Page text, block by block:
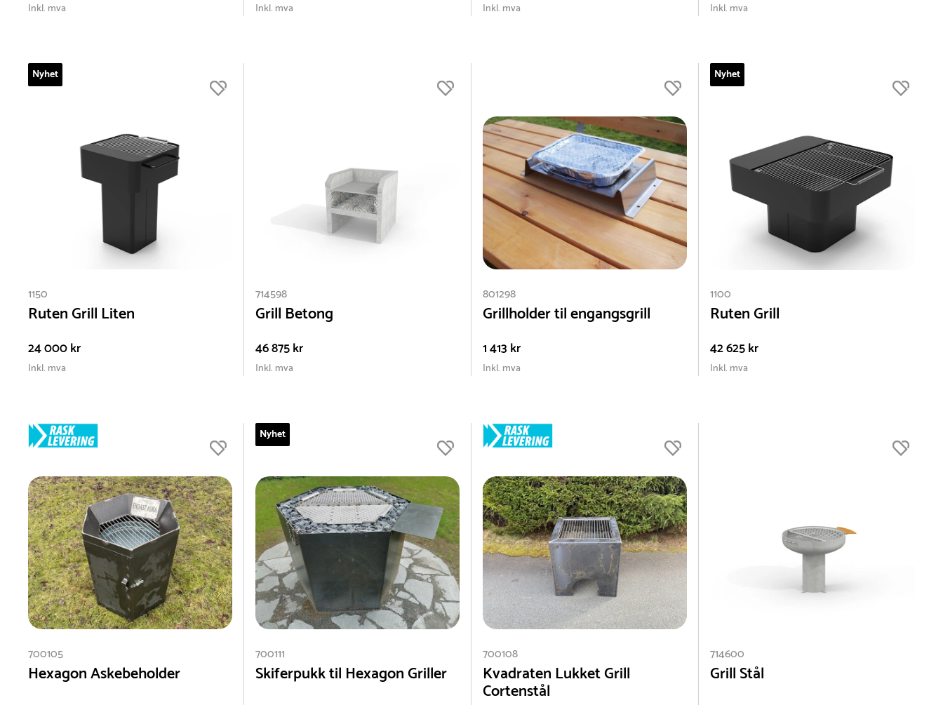
Inkl. mva Inkl. mva Inkl. mva Inkl. mva
Nyhet
1150
Ruten Grill Liten
24 000 kr
Inkl. mva
714598
Grill Betong
46 875 kr
Inkl. mva
801298
Grillholder til engangsgrill
1 413 kr
Inkl. mva
Nyhet
1100
Ruten Grill
42 625 kr
Inkl. mva
700105
Hexagon Askebeholder
Nyhet
700111
Skiferpukk til Hexagon Griller
700108
Kvadraten Lukket Grill
Cortenstål
714600
Grill Stål